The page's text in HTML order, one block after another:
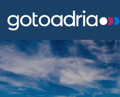
SMJEŠTAJ U DALMACIJI
DESTINACIJE